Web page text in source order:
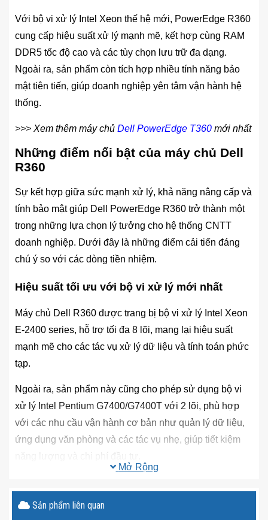
Với bộ vi xử lý Intel Xeon thế hệ mới, PowerEdge R360
cung cấp hiệu suất xử lý mạnh mẽ, kết hợp cùng RAM
DDR5 tốc độ cao và các tùy chọn lưu trữ đa dạng.
Ngoài ra, sản phẩm còn tích hợp nhiều tính năng bảo
mật tiên tiến, giúp doanh nghiệp yên tâm vận hành hệ
thống.
>>> Xem thêm máy chủ Dell PowerEdge T360 mới nhất
Những điểm nổi bật của máy chủ Dell
R360
Sự kết hợp giữa sức mạnh xử lý, khả năng nâng cấp và
tính bảo mật giúp Dell PowerEdge R360 trở thành một
trong những lựa chọn lý tưởng cho hệ thống CNTT
doanh nghiệp. Dưới đây là những điểm cải tiến đáng
chú ý so với các dòng tiền nhiệm.
Hiệu suất tối ưu với bộ vi xử lý mới nhất
Máy chủ Dell R360 được trang bị bộ vi xử lý Intel Xeon
E-2400 series, hỗ trợ tối đa 8 lõi, mang lại hiệu suất
mạnh mẽ cho các tác vụ xử lý dữ liệu và tính toán phức
tạp.
Ngoài ra, sản phẩm này cũng cho phép sử dụng bộ vi
xử lý Intel Pentium G7400/G7400T với 2 lõi, phù hợp
với các nhu cầu vận hành cơ bản như quản lý dữ liệu,
ứng dụng văn phòng và các tác vụ nhẹ, giúp tiết kiệm
năng lượng và chi phí đầu tư.
24×2.5″
Mở Rộng
Sản phẩm liên quan